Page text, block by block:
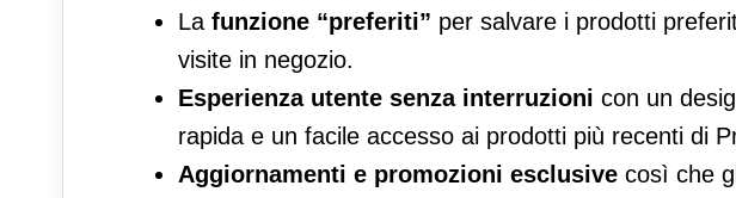
La funzione “preferiti” per salvare i prodotti
visite in negozio.
Esperienza utente senza interruzioni con un
rapida e un facile accesso ai prodotti più recenti di
Aggiornamenti e promozioni esclusive così che